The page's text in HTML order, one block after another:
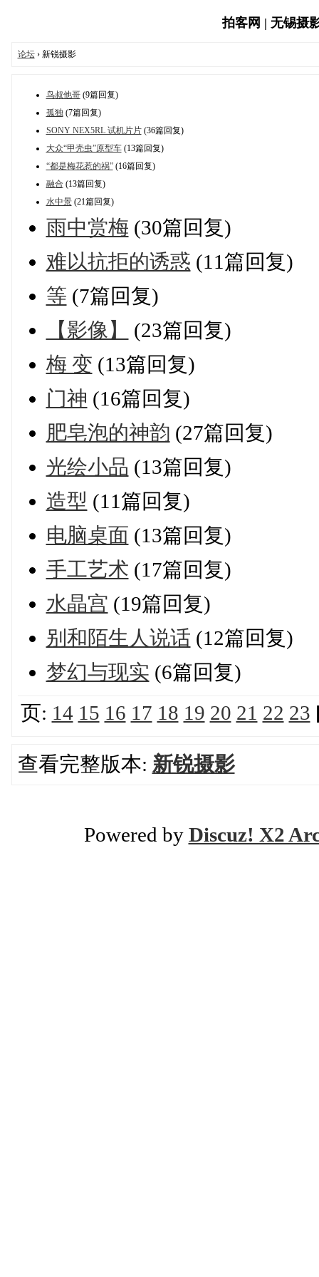
拍客网 | 无锡摄
论坛› 新锐摄影
鸟叔他哥(9篇回复)
孤独(7篇回复)
SONY NEX5RL 试机片片(36篇回复)
大众“甲壳虫”原型车(13篇回复)
“都是梅花惹的祸”(16篇回复)
融合 (13篇回复)
水中景(21篇回复)
雨中赏梅 (30篇回复)
难以抗拒的诱惑 (11篇回复)
等 (7篇回复)
【影像】
(23篇回复)
梅 变 (13篇回复)
门神 (16篇回复)
肥皂泡的神韵 (27篇回复)
光绘小品 (13篇回复)
造型 (11篇回复)
电脑桌面 (13篇回复)
手工艺术 (17篇回复)
水晶宫 (19篇回复)
别和陌生人说话 (12篇回复)
梦幻与现实 (6篇回复)
页: 14 15 16 17 18 19 20 21 22 23
查看完整版本: 新锐摄影
Powered by Discuz! X2